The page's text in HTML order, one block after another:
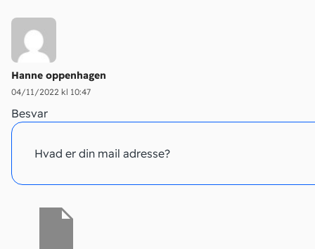
Hanne oppenhagen
04/11/2022 kl 10:47
Besvar
Hvad er din mail adresse?